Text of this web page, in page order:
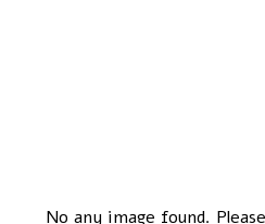
No any image found.